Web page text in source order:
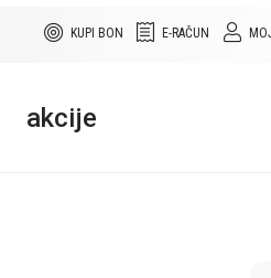
E-RAČUN
KUPI BON
akcije